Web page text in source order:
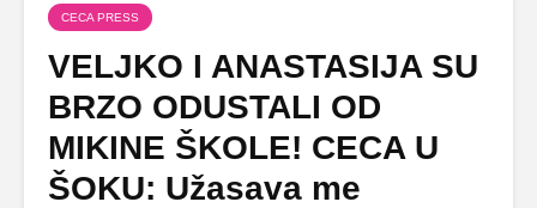
CECA PRESS
VELJKO I ANASTASIJA SU
BRZO ODUSTALI OD
MIKINE ŠKOLE! CECA U
ŠOKU: Užasava me